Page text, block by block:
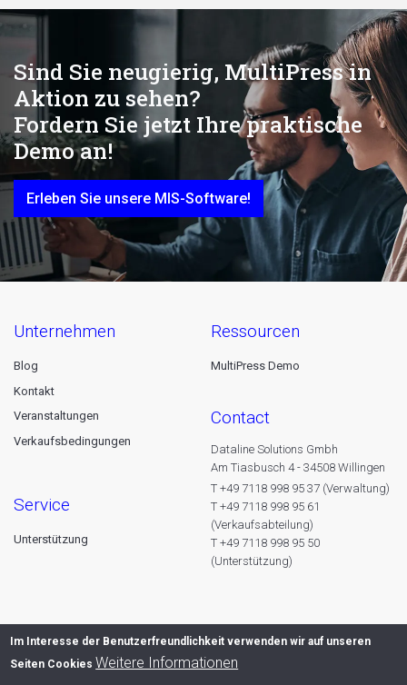
Sind Sie neugierig, MultiPress in
Aktion zu sehen?
Fordern Sie jetzt Ihre praktische
Demo an!
Erleben Sie unsere MIS-Software!
unternehmen
Blog
Kontakt
Veranstaltungen
Verkaufsbedingungen
service
Unterstützung
ressourcen
MultiPress Demo
contact
Dataline Solutions Gmbh
Am Tiasbusch 4 - 34508 Willingen
T +49 7118 998 95 37 (Verwaltung)
T +49 7118 998 95 61
(Verkaufsabteilung)
T +49 7118 998 95 50
(Unterstützung)
Im Interesse der Benutzerfreundlichkeit verwenden wir auf unseren
Seiten Cookies Weitere Informationen